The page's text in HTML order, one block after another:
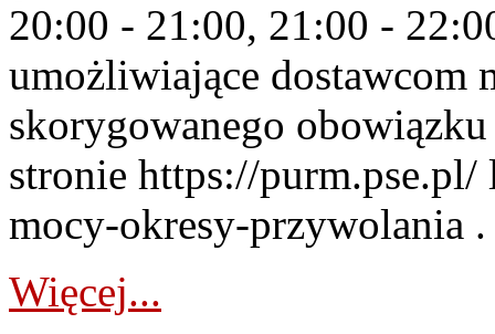
20:00 - 21:00, 21:00 -
umożliwiające dostawcom
skorygowanego
stronie https://
mocy-okresy-przywolania
Więcej...